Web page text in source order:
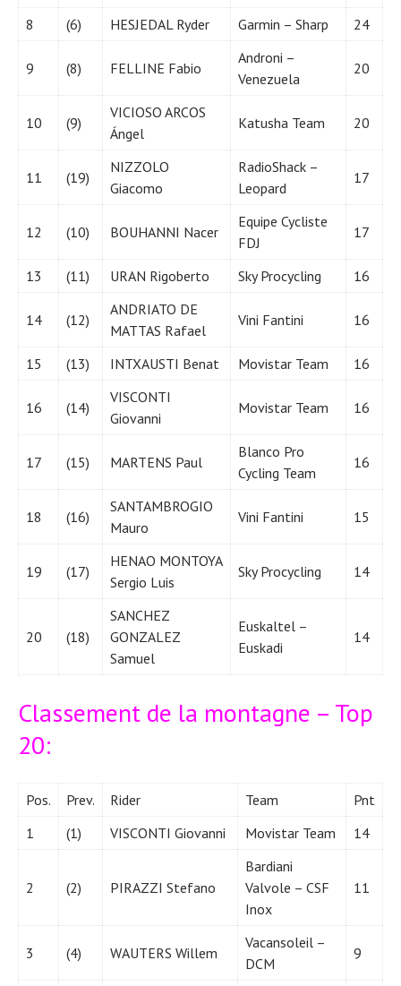
8 (6) HESJEDAL Ryder Garmin – Sharp 24
9 (8) FELLINE Fabio
Androni –
Venezuela
20
10 (9)
VICIOSO ARCOS
Ángel
Katusha Team 20
11 (19)
NIZZOLO
Giacomo
RadioShack –
Leopard
17
12 (10) BOUHANNI Nacer
Equipe Cycliste
FDJ
17
13 (11) URAN Rigoberto Sky Procycling 16
14 (12)
ANDRIATO DE
MATTAS Rafael
Vini Fantini 16
15 (13) INTXAUSTI Benat Movistar Team 16
16 (14)
VISCONTI
Giovanni
Movistar Team 16
17 (15) MARTENS Paul
Blanco Pro
Cycling Team
16
18 (16)
SANTAMBROGIO
Mauro
Vini Fantini 15
19 (17)
HENAO MONTOYA
Sergio Luis
Sky Procycling 14
20 (18)
SANCHEZ
GONZALEZ
Samuel
Euskaltel –
Euskadi
14
Classement de la montagne – Top
20:
Pos. Prev. Rider Team
Pnt
1
(1) VISCONTI Giovanni Movistar Team 14
2 (2) PIRAZZI Stefano
Bardiani
Valvole – CSF
Inox
11
3 (4) WAUTERS Willem
Vacansoleil –
DCM
9